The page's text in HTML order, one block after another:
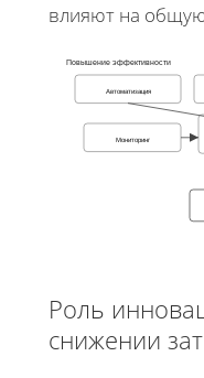
влияют на
Повышение эффективности
Автоматизация
Мониторинг
Роль
снижении